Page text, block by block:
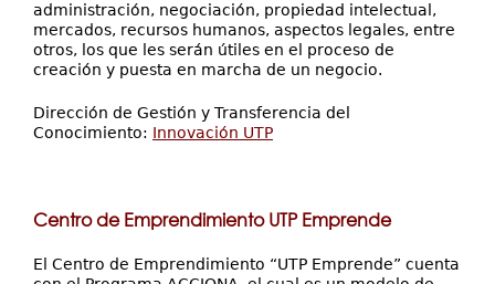
administración, negociación, propiedad intelectual,
mercados, recursos humanos, aspectos legales, entre
otros, los que les serán útiles en el proceso de
creación y puesta en marcha de un negocio.
Dirección de Gestión y Transferencia del
Conocimiento: Innovación UTP
Centro de Emprendimiento UTP Emprende
El Centro de Emprendimiento “UTP Emprende” cuenta